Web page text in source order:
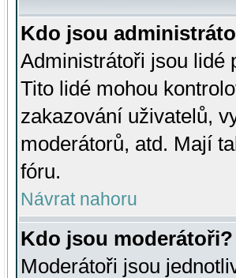
Kdo jsou
Administrátoři jsou lidé
Tito lidé mohou
zakazování uživatelů,
moderátorů, atd. Mají
fóru.
Návrat nahoru
Kdo jsou moderátoři?
Moderátoři jsou